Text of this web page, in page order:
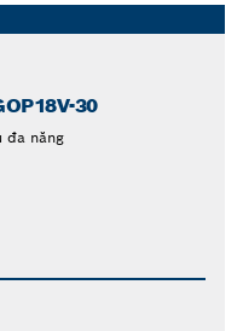
30
đa năng